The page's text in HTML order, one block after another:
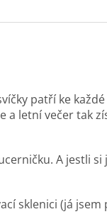
patří ke
a letní večer tak
A jestli
sklenici (já jsem